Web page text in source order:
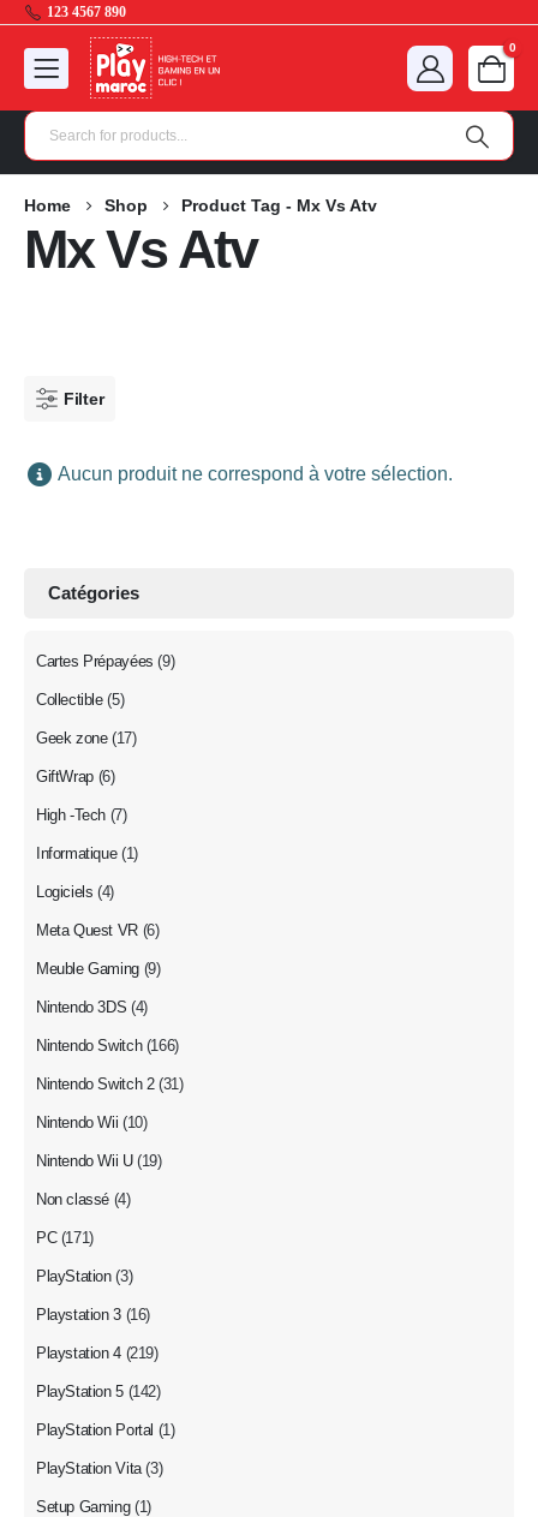
123 4567 890
0
Home Shop Product Tag - Mx Vs Atv
Mx Vs Atv
Filter
Aucun produit ne correspond à votre sélection.
Catégories
Cartes Prépayées (9)
Collectible (5)
Geek zone (17)
GiftWrap (6)
High -Tech (7)
Informatique (1)
Logiciels (4)
Meta Quest VR (6)
Meuble Gaming (9)
Nintendo 3DS (4)
Nintendo Switch (166)
Nintendo Switch 2 (31)
Nintendo Wii (10)
Nintendo Wii U (19)
Non classé (4)
PC (171)
PlayStation (3)
Playstation 3 (16)
Playstation 4 (219)
PlayStation 5 (142)
PlayStation Portal (1)
PlayStation Vita (3)
Setup Gaming (1)